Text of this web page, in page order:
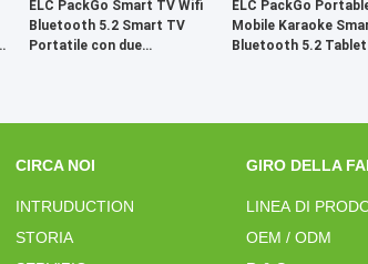
ELC PackGo Smart TV Wifi
Bluetooth 5.2 Smart TV
Portatile con due
ELC PackGo
Mobile Karaoke
Bluetooth 5.2
CIRCA NOI
INTRUDUCTION
STORIA
GIRO DELLA
LINEA DI
OEM / ODM